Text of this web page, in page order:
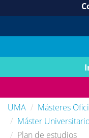
UMA
Másteres
Máster
Plan de estudios